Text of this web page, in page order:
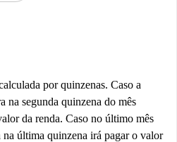
por quinzenas. Caso a
na segunda quinzena do mês
da renda. Caso no último mês
na última quinzena irá pagar o valor